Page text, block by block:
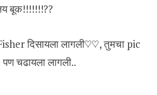
बूक!!!!!!!??
दिसायला लागली♡♡, तुमचा pic
पण चढायला लागली..